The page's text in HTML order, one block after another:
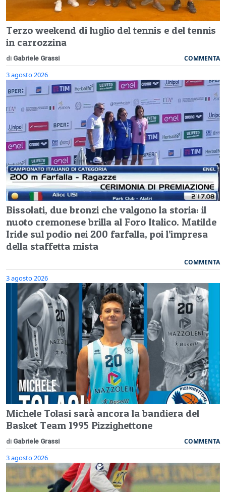
Terzo weekend di luglio del tennis e del tennis
in carrozzina
di Gabriele Grassi COMMENTA
3 agosto 2026
Bissolati, due bronzi che valgono la storia: il
nuoto cremonese brilla al Foro Italico. Matilde
Iride sul podio nei 200 farfalla, poi l’impresa
della staffetta mista
COMMENTA
3 agosto 2026
Michele Tolasi sarà ancora la bandiera del
Basket Team 1995 Pizzighettone
di Gabriele Grassi COMMENTA
3 agosto 2026